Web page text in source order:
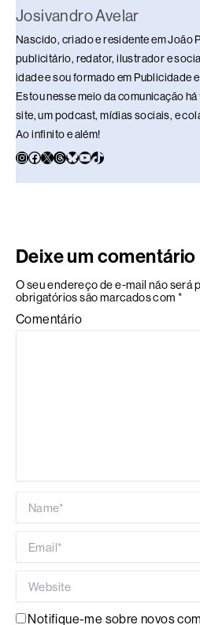
Josivandro Avelar
Nascido, criado e residente em João
publicitário, redator, ilustrador e
idade e sou formado em Publicidade
Estou nesse meio da comunicação há
site, um podcast, mídias sociais, e
Ao infinito e além!
Deixe um comentário
O seu endereço de e-mail não será
obrigatórios são marcados com *
Comentário
Notifique-me sobre novos